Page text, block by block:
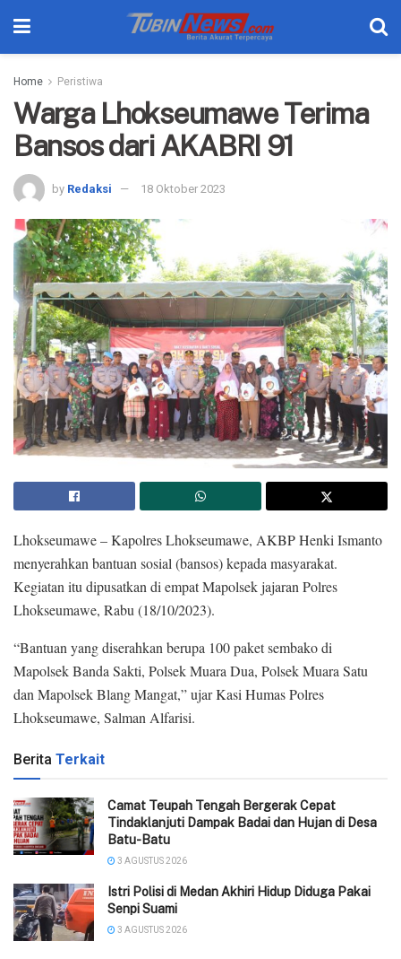
Home Peristiwa
Warga Lhokseumawe Terima
Bansos dari AKABRI 91
by Redaksi 18 Oktober 2023
Lhokseumawe – Kapolres Lhokseumawe, AKBP Henki Ismanto
menyerahkan bantuan sosial (bansos) kepada masyarakat.
Kegiatan itu dipusatkan di empat Mapolsek jajaran Polres
Lhokseumawe, Rabu (18/10/2023).
“Bantuan yang diserahkan berupa 100 paket sembako di
Mapolsek Banda Sakti, Polsek Muara Dua, Polsek Muara Satu
dan Mapolsek Blang Mangat,” ujar Kasi Humas Polres
Lhokseumawe, Salman Alfarisi.
Berita Terkait
Camat Teupah Tengah Bergerak Cepat
Tindaklanjuti Dampak Badai dan Hujan di Desa
Batu-Batu
3 AGUSTUS 2026
‎Istri Polisi di Medan Akhiri Hidup Diduga Pakai
Senpi Suami
3 AGUSTUS 2026